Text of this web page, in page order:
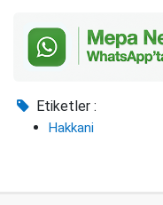
Etiketler :
Hakkani